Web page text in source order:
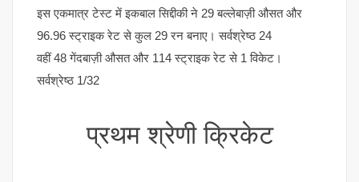
इस एकमात्र टेस्ट में इकबाल सिद्दीकी ने 29 बल्लेबाज़ी औसत और
96.96 स्ट्राइक रेट से कुल 29 रन बनाए। सर्वश्रेष्ठ 24
वहीं 48 गेंदबाज़ी औसत और 114 स्ट्राइक रेट से 1 विकेट।
सर्वश्रेष्ठ 1/32
प्रथम श्रेणी क्रिकेट